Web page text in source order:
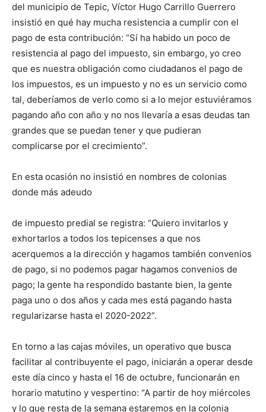
del municipio de Tepic, Víctor Hugo Carrillo Guerrero
insistió en qué hay mucha resistencia a cumplir con el
pago de esta contribución: “Sí ha habido un poco de
resistencia al pago del impuesto, sin embargo, yo creo
que es nuestra obligación como ciudadanos el pago de
los impuestos, es un impuesto y no es un servicio como
tal, deberíamos de verlo como si a lo mejor estuviéramos
pagando año con año y no nos llevaría a esas deudas tan
grandes que se puedan tener y que pudieran
complicarse por el crecimiento”.
En esta ocasión no insistió en nombres de colonias
donde más adeudo
de impuesto predial se registra: “Quiero invitarlos y
exhortarlos a todos los tepicenses a que nos
acerquemos a la dirección y hagamos también convenios
de pago, si no podemos pagar hagamos convenios de
pago; la gente ha respondido bastante bien, la gente
paga uno o dos años y cada mes está pagando hasta
regularizarse hasta el 2020-2022”.
En torno a las cajas móviles, un operativo que busca
facilitar al contribuyente el pago, iniciarán a operar desde
este día cinco y hasta el 16 de octubre, funcionarán en
horario matutino y vespertino: “A partir de hoy miércoles
y lo que resta de la semana estaremos en la colonia